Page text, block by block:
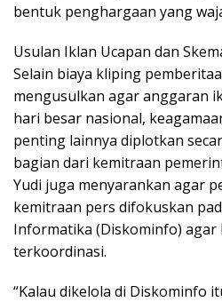
bentuk penghargaan yang
Usulan Iklan Ucapan dan
Selain biaya kliping
mengusulkan agar anggaran
hari besar nasional,
penting lainnya diplotkan
bagian dari kemitraan
Yudi juga menyarankan agar
kemitraan pers difokuskan
Informatika (Diskominfo) agar
terkoordinasi.
“Kalau dikelola di Diskominfo